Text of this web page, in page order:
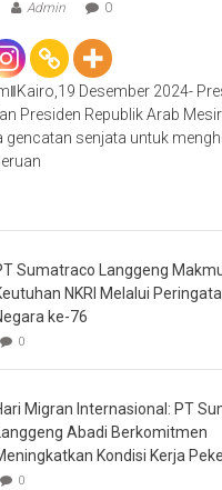
Admin 0
Desember 2024-
Presiden Republik Arab Mesir
gencatan senjata untuk
Sumatraco Langgeng
NKRI Melalui
ke-76
0
Migran Internasional: PT
Langgeng Abadi Berkomitmen
Kondisi Kerja
0